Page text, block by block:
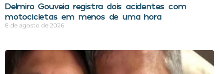
Delmiro Gouveia registra dois acidentes com
motocicletas em menos de uma hora
8 de agosto de 2026